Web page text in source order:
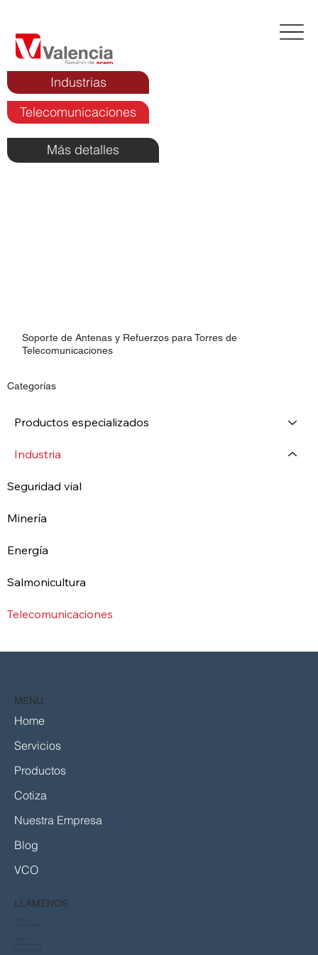
Soporte de Antenas y Refuerzos para Torres de
Telecomunicaciones
Más detalles
Telecomunicaciones
Industrias
Productos especializados
Industria
Seguridad vial
Minería
Energía
Salmonicultura
Telecomunicaciones
Categorías
Ventas:
+56 2 2816 1021
+56 2 2816 1022
+56 2 2816 1000
LLÁMENOS
Home
Servicios
Productos
Cotiza
Nuestra Empresa
Blog
VCO
MENÚ: